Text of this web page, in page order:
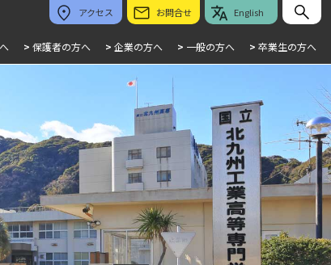
アクセス お問合せ English
> 保護者の方へ > 企業の方へ > 一般の方へ > 卒業生の方へ